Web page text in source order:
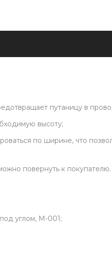
путаницу в
высоту;
по ширине, что
повернуть к покупателю.
углом, М-001;